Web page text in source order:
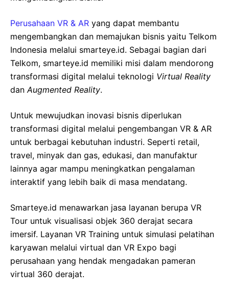
Perusahaan VR & AR yang dapat membantu
mengembangkan dan memajukan bisnis yaitu Telkom
Indonesia melalui smarteye.id. Sebagai bagian dari
Telkom, smarteye.id memiliki misi dalam mendorong
transformasi digital melalui teknologi Virtual Reality
dan Augmented Reality.
Untuk mewujudkan inovasi bisnis diperlukan
transformasi digital melalui pengembangan VR & AR
untuk berbagai kebutuhan industri. Seperti retail,
travel, minyak dan gas, edukasi, dan manufaktur
lainnya agar mampu meningkatkan pengalaman
interaktif yang lebih baik di masa mendatang.
Smarteye.id menawarkan jasa layanan berupa VR
Tour untuk visualisasi objek 360 derajat secara
imersif. Layanan VR Training untuk simulasi pelatihan
karyawan melalui virtual dan VR Expo bagi
perusahaan yang hendak mengadakan pameran
virtual 360 derajat.